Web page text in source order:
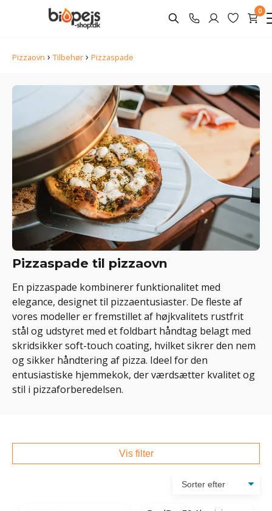
0
Pizzaovn › Tilbehør › Pizzaspade
Pizzaspade til pizzaovn
En pizzaspade kombinerer funktionalitet med
elegance, designet til pizzaentusiaster. De fleste af
vores modeller er fremstillet af højkvalitets rustfrit
stål og udstyret med et foldbart håndtag belagt med
skridsikker soft-touch coating, hvilket sikrer den nem
og sikker håndtering af pizza. Ideel for den
entusiastiske hjemmekok, der værdsætter kvalitet og
stil i pizzaforberedelsen.
Vis filter